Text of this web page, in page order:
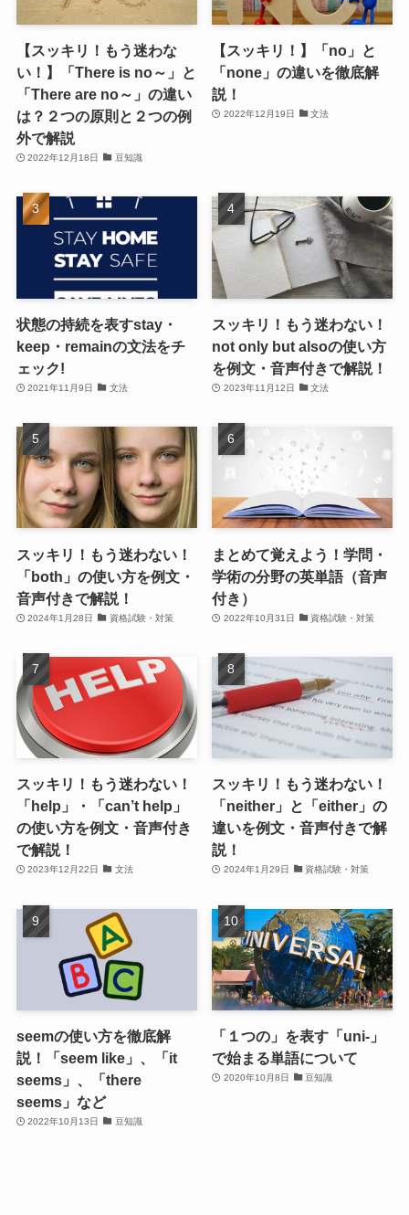
【スッキリ！もう迷わな
い！】「There is no～」と
「There are no～」の違い
は？２つの原則と２つの例
外で解説
2022年12月18日 豆知識
【スッキリ！】「no」と
「none」の違いを徹底解
説！
2022年12月19日 文法
状態の持続を表すstay・
keep・remainの文法をチ
ェック!
2021年11月9日 文法
スッキリ！もう迷わない！
not only but alsoの使い方
を例文・音声付きで解説！
2023年11月12日 文法
スッキリ！もう迷わない！
「both」の使い方を例文・
音声付きで解説！
2024年1月28日 資格試験・対策
まとめて覚えよう！学問・
学術の分野の英単語（音声
付き）
2022年10月31日 資格試験・対策
スッキリ！もう迷わない！
「help」・「can’t help」
の使い方を例文・音声付き
で解説！
2023年12月22日 文法
スッキリ！もう迷わない！
「neither」と「either」の
違いを例文・音声付きで解
説！
2024年1月29日 資格試験・対策
seemの使い方を徹底解
説！「seem like」、「it
seems」、「there
seems」など
2022年10月13日 豆知識
「１つの」を表す「uni-」
で始まる単語について
2020年10月8日 豆知識